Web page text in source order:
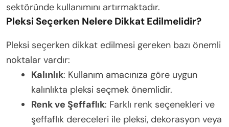
sektöründe kullanımını artırmaktadır.
Pleksi Seçerken Nelere Dikkat Edilmelidir?
Pleksi seçerken dikkat edilmesi gereken bazı önemli
noktalar vardır:
Kalınlık: Kullanım amacınıza göre uygun
kalınlıkta pleksi seçmek önemlidir.
Renk ve Şeffaflık: Farklı renk seçenekleri ve
şeffaflık dereceleri ile pleksi, dekorasyon veya